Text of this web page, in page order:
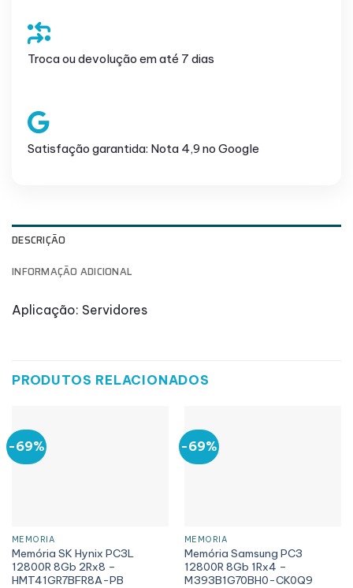
Troca ou devolução em até 7 dias
Satisfação garantida: Nota 4,9 no Google
DESCRIÇÃO
INFORMAÇÃO ADICIONAL
Aplicação: Servidores
PRODUTOS RELACIONADOS
-69%
MEMÓRIA
Memória SK Hynix PC3L
12800R 8Gb 2Rx8 –
HMT41GR7BFR8A-PB
-69%
MEMÓRIA
Memória Samsung PC3
12800R 8Gb 1Rx4 –
M393B1G70BH0-CK0Q9